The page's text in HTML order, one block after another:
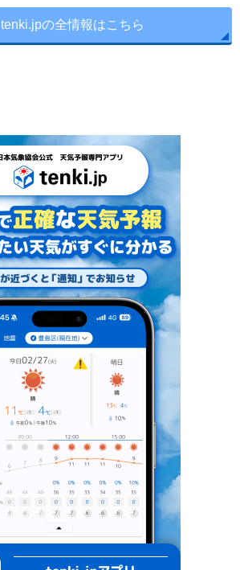
tenki.jpの全情報はこちら